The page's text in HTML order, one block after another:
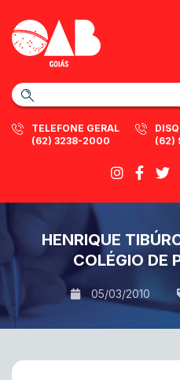
TELEFONE GERAL
(62) 3238-2000
(62)
HENRIQUE
COLÉGIO DE
05/03/2010